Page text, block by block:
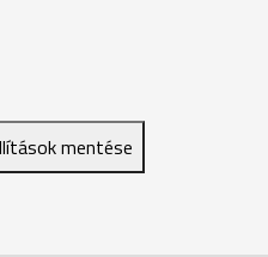
mentése